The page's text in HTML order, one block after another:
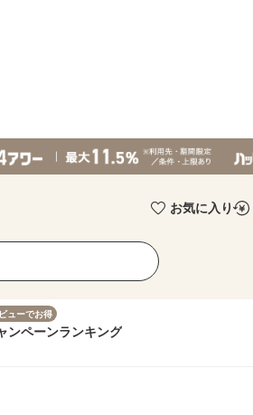
お気に入り
ューでお得
ンペーンランキング